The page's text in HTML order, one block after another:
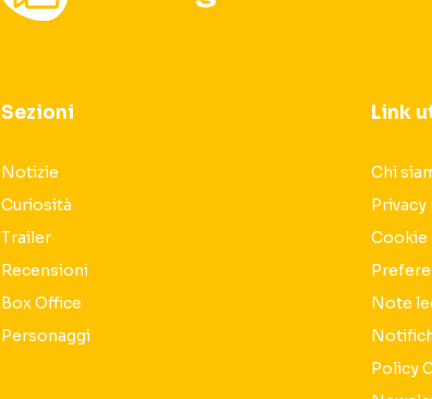
Sezioni
Notizie
Curiosità
Trailer
Recensioni
Box Office
Personaggi
Link
Chi
Cookie
Note
Policy